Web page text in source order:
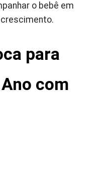
o bebê em
para
com